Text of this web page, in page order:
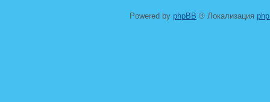
Powered by phpBB ® Локализация